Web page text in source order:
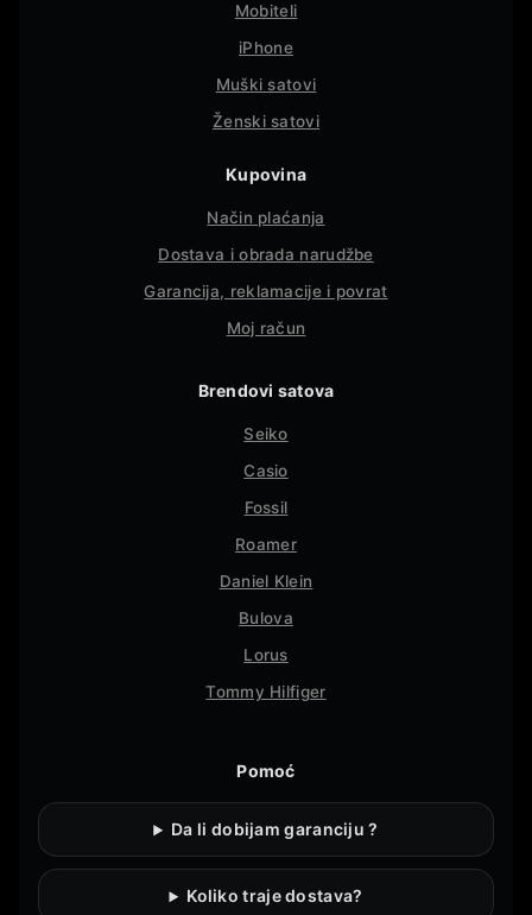
Mobiteli
iPhone
Muški satovi
Ženski satovi
Kupovina
Način plaćanja
Dostava i obrada narudžbe
Garancija, reklamacije i povrat
Moj račun
Brendovi satova
Seiko
Casio
Fossil
Roamer
Daniel Klein
Bulova
Lorus
Tommy Hilfiger
Pomoć
Da li dobijam garanciju ?
Koliko traje dostava?